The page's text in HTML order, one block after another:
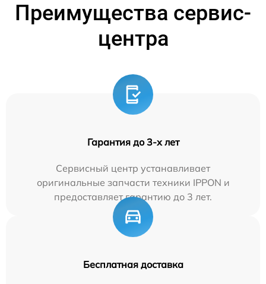
Преимущества сервис-
центра
Гарантия до 3-х лет
Сервисный центр устанавливает
оригинальные запчасти техники IPPON и
предоставляет гарантию до 3 лет.
Бесплатная доставка